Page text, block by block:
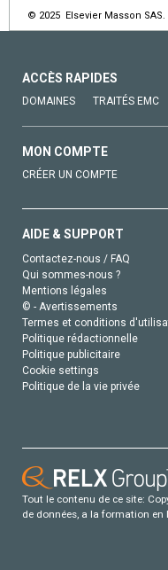
© 2025 Elsevier Masson
ACCÈS RAPIDES
DOMAINES TRAITÉS EMC
MON COMPTE
CRÉER UN COMPTE
AIDE & SUPPORT
Contactez-nous / FAQ
Qui sommes-nous ?
Mentions légales
© - Avertissements
Termes et conditions
Politique rédactionnelle
Politique publicitaire
Cookie settings
Politique de la vie privée
Tout le contenu de ce site:
de données, a la formation